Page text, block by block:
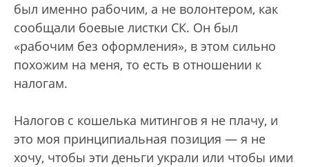
был именно рабочим, а не волонтером, как
сообщали боевые листки СК. Он был
«рабочим без оформления», в этом сильно
похожим на меня, то есть в отношении к
налогам.
Налогов с кошелька митингов я не плачу, и
это моя принципиальная позиция — я не
хочу, чтобы эти деньги украли или чтобы ими